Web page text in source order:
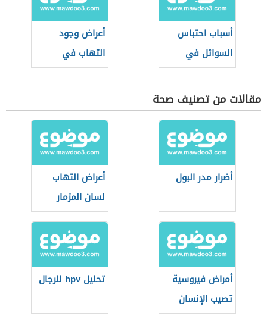
أسباب احتباس
السوائل في
الجسم
أعراض وجود
التهاب في
الجسم
مقالات من تصنيف صحة
أضرار مدر البول
أعراض التهاب
لسان المزمار
أمراض فيروسية
تصيب الإنسان
تحليل hpv للرجال